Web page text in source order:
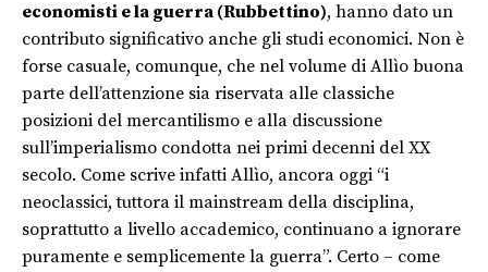
economisti e la guerra (Rubbettino), hanno dato un
contributo significativo anche gli studi economici. Non è
forse casuale, comunque, che nel volume di Allìo buona
parte dell’attenzione sia riservata alle classiche
posizioni del mercantilismo e alla discussione
sull’imperialismo condotta nei primi decenni del XX
secolo. Come scrive infatti Allìo, ancora oggi “i
neoclassici, tuttora il mainstream della disciplina,
soprattutto a livello accademico, continuano a ignorare
puramente e semplicemente la guerra”. Certo – come